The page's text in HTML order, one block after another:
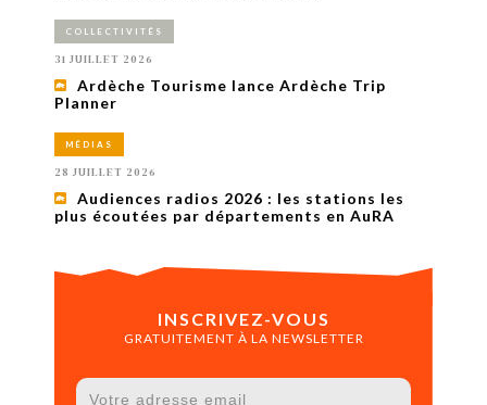
COLLECTIVITÉS
31 JUILLET 2026
Ardèche Tourisme lance Ardèche Trip
Planner
MÉDIAS
28 JUILLET 2026
Audiences radios 2026 : les stations les
plus écoutées par départements en AuRA
INSCRIVEZ-VOUS
GRATUITEMENT À LA NEWSLETTER